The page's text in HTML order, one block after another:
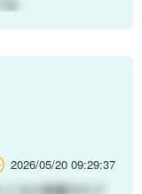
2026/05/20 09:29:37